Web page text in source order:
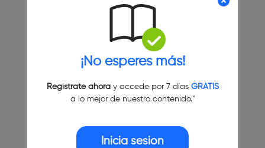
¡No esperes más!
Regístrate ahoray accede por 7 días GRATIS
a lo mejor de nuestro contenido."
Inicia sesión